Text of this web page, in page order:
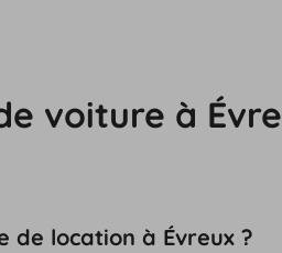
voiture à
de location à Évreux ?